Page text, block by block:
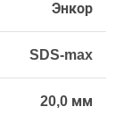
Энкор
SDS-max
20,0 мм